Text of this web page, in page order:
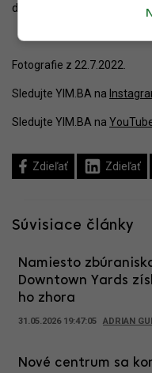
downtownu.
Fotografie z 22.7.2022.
Sledujte YIM.BA na
Sledujte YIM.BA na
Zdieľať Zdieľať
Súvisiace články
Namiesto
Downtown Yards
ho zhora
31.05.2026 19:47:05 ADRIAN
Nové centrum sa